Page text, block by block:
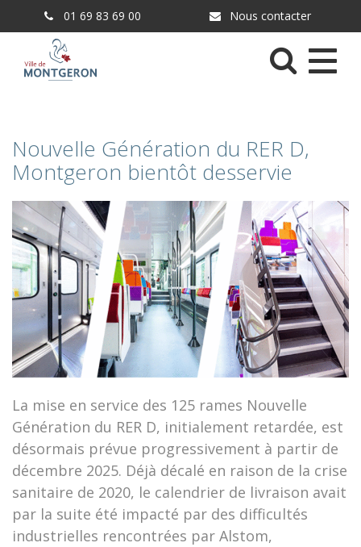
01 69 83 69 00 Nous contacter
Menu
Nouvelle Génération du RER D,
Montgeron bientôt desservie
La mise en service des 125 rames Nouvelle
Génération du RER D, initialement retardée, est
désormais prévue progressivement à partir de
décembre 2025. Déjà décalé en raison de la crise
sanitaire de 2020, le calendrier de livraison avait
par la suite été impacté par des difficultés
industrielles rencontrées par Alstom,